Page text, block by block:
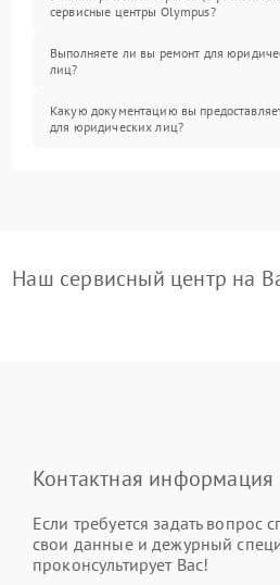
сервисные центры Olympus?
Выполняете ли вы ремонт для
лиц?
Какую документацию вы
для юридических лиц?
Наш сервисный центр на
Контактная информация
Если требуется задать вопрос
свои данные и дежурный
проконсультирует Вас!